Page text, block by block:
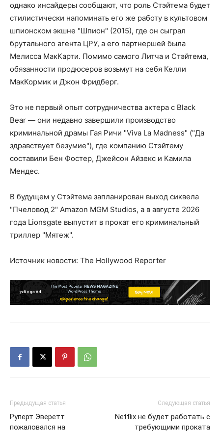
однако инсайдеры сообщают, что роль Стэйтема будет
стилистически напоминать его же работу в культовом
шпионском экшне "Шпион" (2015), где он сыграл
брутального агента ЦРУ, а его партнершей была
Мелисса МакКарти. Помимо самого Литча и Стэйтема,
обязанности продюсеров возьмут на себя Келли
МакКормик и Джон Фридберг.
Это не первый опыт сотрудничества актера с Black
Bear — они недавно завершили производство
криминальной драмы Гая Ричи "Viva La Madness" ("Да
здравствует безумие"), где компанию Стэйтему
составили Бен Фостер, Джейсон Айзекс и Камила
Мендес.
В будущем у Стэйтема запланирован выход сиквела
"Пчеловод 2" Amazon MGM Studios, а в августе 2026
года Lionsgate выпустит в прокат его криминальный
триллер "Мятеж".
Источник новости: The Hollywood Reporter
Предыдущая статья
Руперт Эверетт
пожаловался на
Следующая статья
Netflix не будет работать с
требующими проката